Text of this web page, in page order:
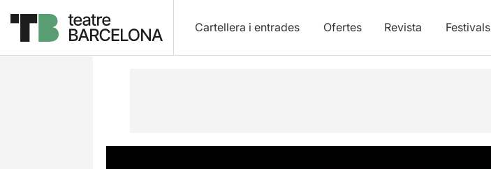
Cartellera i entrades Ofertes Revista Festivals
Descripció Fitxa artística Fotos i vídeos Opinions Articles